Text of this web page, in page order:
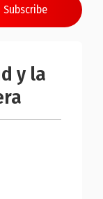
Subscribe
y la